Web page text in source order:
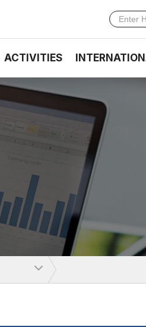
ACTIVITIES